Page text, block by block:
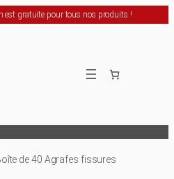
est gratuite pour tous nos produits !
de 40 Agrafes fissures